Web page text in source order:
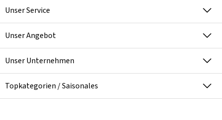
Unser Service
Unser Angebot
Unser Unternehmen
Topkategorien / Saisonales